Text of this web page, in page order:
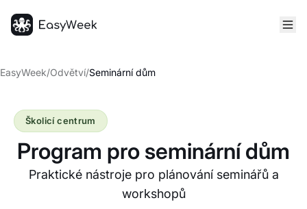
EasyWeek/Odvětví/Seminární dům
Program pro seminární dům
Praktické nástroje pro plánování seminářů a
workshopů
Školicí centrum